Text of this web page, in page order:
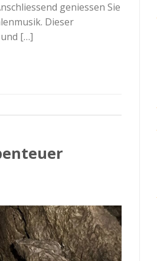
geniessen Sie
Dieser
[…]